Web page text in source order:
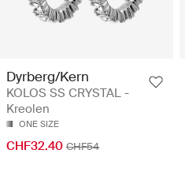
Dyrberg/Kern
KOLOS SS CRYSTAL -
Kreolen
ONE SIZE
CHF32.40 CHF54